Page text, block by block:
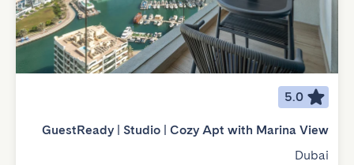
5.0
GuestReady | Studio | Cozy Apt with Marina View
Dubai